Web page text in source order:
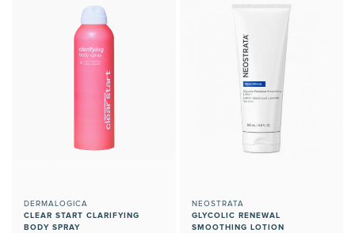
DERMALOGICA
CLEAR START CLARIFYING
BODY SPRAY
NEOSTRATA
GLYCOLIC RENEWAL
SMOOTHING LOTION